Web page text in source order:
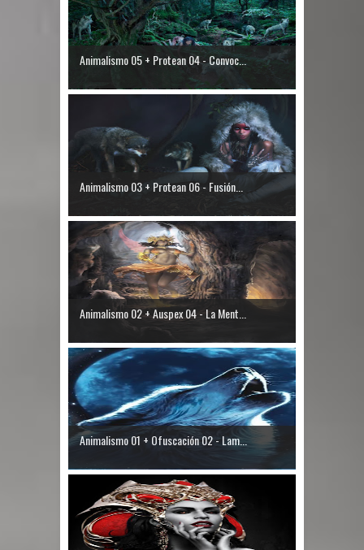
Animalismo 05 + Protean 04 - Convoc...
Animalismo 03 + Protean 06 - Fusión...
Animalismo 02 + Auspex 04 - La Ment...
Animalismo 01 + Ofuscación 02 - Lam...